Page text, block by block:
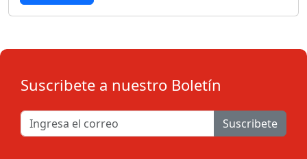
Suscribete a nuestro Boletín
Suscribete